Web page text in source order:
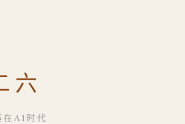
六
在AI时代